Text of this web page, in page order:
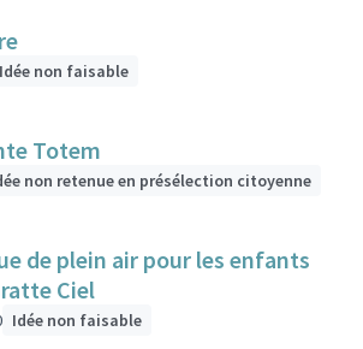
Idée non faisable
Totem
non retenue en présélection citoyenne
de plein air pour les enfants
Ciel
Idée non faisable